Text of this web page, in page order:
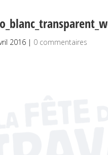
2016 | 0 commentaires